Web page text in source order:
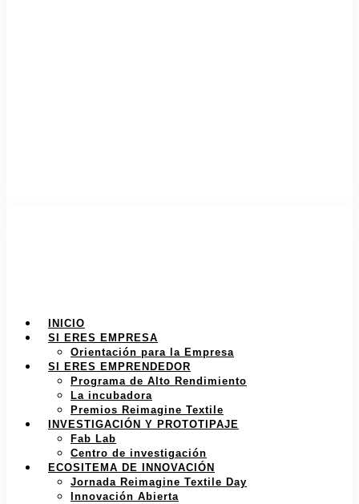
INICIO
SI ERES EMPRESA
Orientación para la Empresa
SI ERES EMPRENDEDOR
Programa de Alto Rendimiento
La incubadora
Premios Reimagine Textile
INVESTIGACIÓN Y PROTOTIPAJE
Fab Lab
Centro de investigación
ECOSITEMA DE INNOVACIÓN
Jornada Reimagine Textile Day
Innovación Abierta